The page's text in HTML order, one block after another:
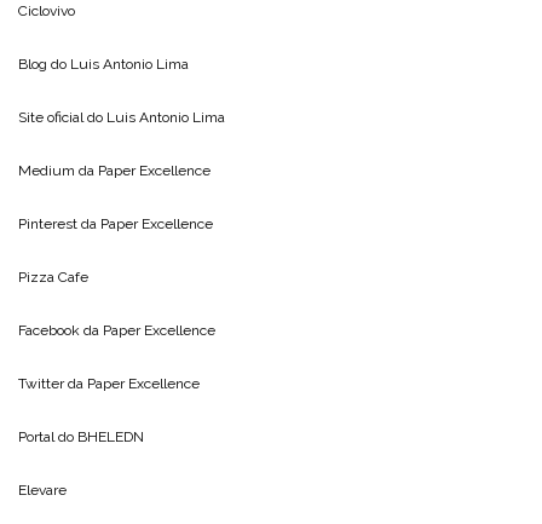
Ciclovivo
Blog do Luis Antonio Lima
Site oficial do Luis Antonio Lima
Medium da Paper Excellence
Pinterest da Paper Excellence
Pizza Cafe
Facebook da Paper Excellence
Twitter da Paper Excellence
Portal do BHELEDN
Elevare